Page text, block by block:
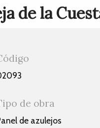
de la
de obra
de azulejos